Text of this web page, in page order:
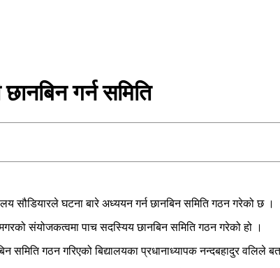
गर्न समिति
सौडियारले घटना बारे अध्ययन गर्न छानबिन समिति गठन गरेको छ ।
संयोजकत्वमा पाच सदस्यिय छानबिन समिति गठन गरेको हो ।
समिति गठन गरिएको बिद्यालयका प्रधानाध्यापक नन्दबहादुर वलिले